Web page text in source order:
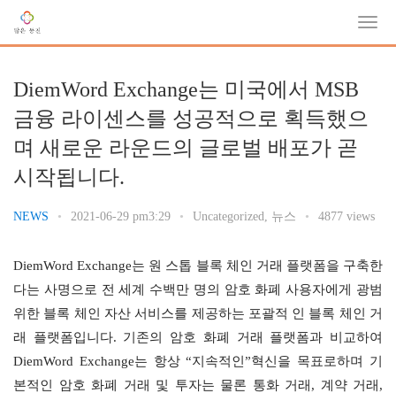
DiemWord Exchange는 미국에서 MSB
금융 라이센스를 성공적으로 획득했으
며 새로운 라운드의 글로벌 배포가 곧
시작됩니다.
NEWS • 2021-06-29 pm3:29 • Uncategorized, 뉴스 • 4877 views
DiemWord Exchange는 원 스톱 블록 체인 거래 플랫폼을 구축한
다는 사명으로 전 세계 수백만 명의 암호 화폐 사용자에게 광범
위한 블록 체인 자산 서비스를 제공하는 포괄적 인 블록 체인 거
래 플랫폼입니다. 기존의 암호 화폐 거래 플랫폼과 비교하여
DiemWord Exchange는 항상 “지속적인”혁신을 목표로하며 기
본적인 암호 화폐 거래 및 투자는 물론 통화 거래, 계약 거래,